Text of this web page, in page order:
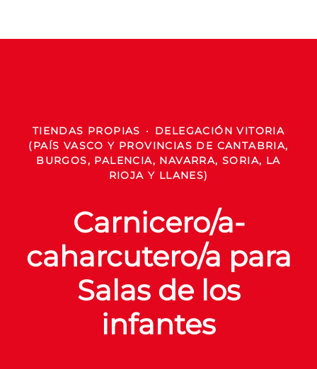
TIENDAS PROPIAS ·
DELEGACIÓN VITORIA
(PAÍS VASCO Y PROVINCIAS DE CANTABRIA,
BURGOS, PALENCIA, NAVARRA, SORIA, LA
RIOJA Y LLANES)
Carnicero/a-
caharcutero/a para
Salas de los
infantes